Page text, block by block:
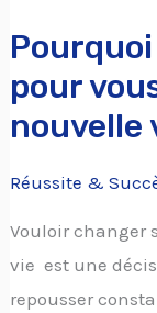
pour
nouvelle
Réussite &
Vouloir changer
vie est une
repousser